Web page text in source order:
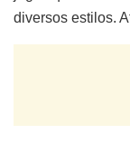
diversos estilos.